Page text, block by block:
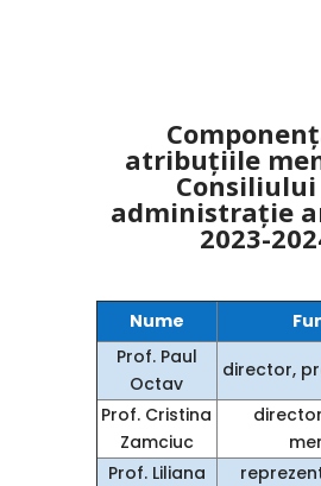
atribuţiile
Consiliului
administraţie
2023-
Nume
Prof. Paul
Octav
director,
Prof. Cristina
Zamciuc
Prof. Liliana